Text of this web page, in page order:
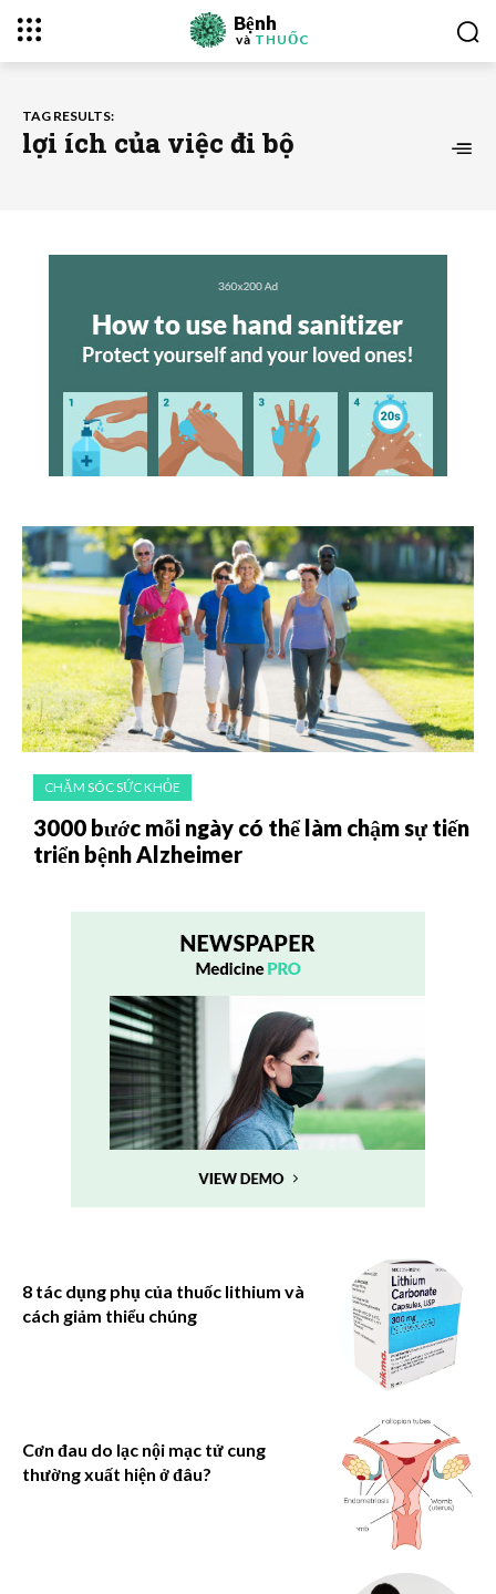
Bệnh
và THUỐC
TAG RESULTS:
lợi ích của việc đi bộ
CHĂM SÓC SỨC KHỎE
3000 bước mỗi ngày có thể làm chậm sự tiến
triển bệnh Alzheimer
8 tác dụng phụ của thuốc lithium và
cách giảm thiểu chúng
Cơn đau do lạc nội mạc tử cung
thường xuất hiện ở đâu?